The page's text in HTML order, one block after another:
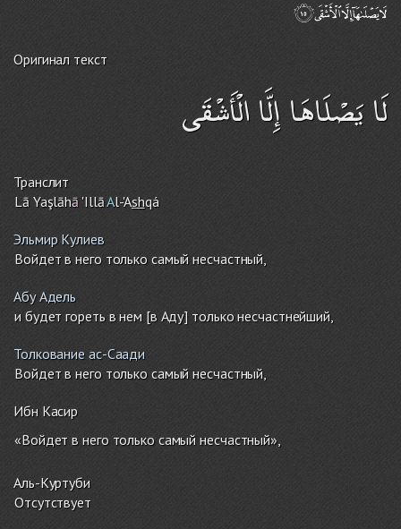
Оригинал текст
لَا يَصْلَاهَا إِلَّا الْأَشْقَى
Транслит
Lā Yaşlāhā 'IllāAl-'Ashqá
Эльмир Кулиев
Войдет в него только самый несчастный,
Абу Адель
и будет гореть в нем [в Аду] только несчастнейший,
Толкование ас-Саади
Войдет в него только самый несчастный,
Ибн Касир
«Войдет в него только самый несчастный»,
Аль-Куртуби
Отсутствует